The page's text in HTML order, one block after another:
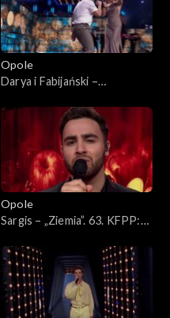
Koncert „Premiery”
Opole
Darya i Fabijański –
Koncert „Premiery”
Opole
Sargis – „Ziemia”. 63. KFPP: